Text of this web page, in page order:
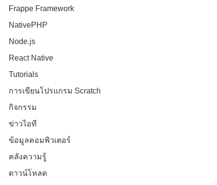
Frappe Framework
NativePHP
Node.js
React Native
Tutorials
การเขียนโปรแกรม Scratch
กิจกรรม
ข่าวไอที
ข้อมูลคอมพิวเตอร์
คลังความรู้
ดาวน์โหลด